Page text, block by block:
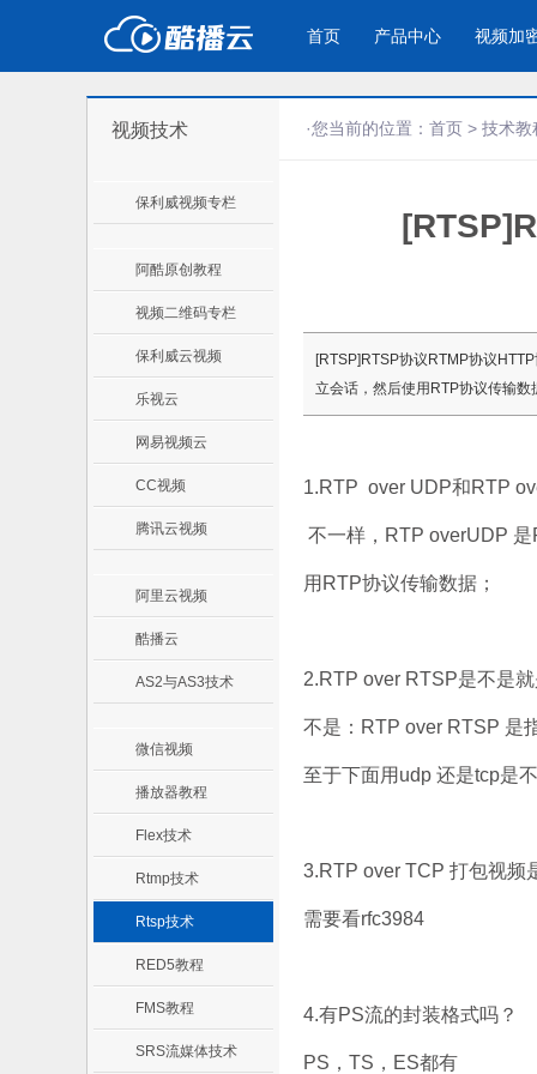
首页 产品中心
产品与新功能
防下载/防盗录/防录屏/防篡改
视频加
应用场景
企业宣传 产
通过
个人网站
为个人网站、博客论坛，添加视频
工
工作
年会
视频技术
保利威视频专栏
阿酷原创教程
视频二维码专栏
保利威云视频
乐视云
网易视频云
CC视频
腾讯云视频
阿里云视频
酷播云
AS2与AS3技术
微信视频
播放器教程
Flex技术
Rtmp技术
Rtsp技术
RED5教程
FMS教程
SRS流媒体技术
·您当前的位置： 首页 > 技术教
[RTSP]RTSP协议RTMP协议
立会话，然后使用RTP协议传输数
1.RTP over UDP和RTP
不一样，RTP overUDP
用RTP协议传输数据；
2.RTP over RTSP是不是
不是：RTP over RTSP 是
至于下面用udp 还是tcp是
3.RTP over TCP 打包视频
需要看rfc3984
4.有PS流的封装格式吗？
PS，TS，ES都有